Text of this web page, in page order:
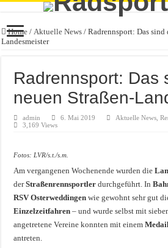
Home / Aktuelle News / Radrennsport: Das sind
Landesmeister
Radrennsport: Das
neuen Straßen-
admin 6. Mai 2019 Aktuelle News ,
3,169 Views
Fotos: LVR/s.t./s.m.
Am vergangenen Wochenende wurden die
derStraßenrennsportler durchgeführt. In
RSV Osterweddingen wie gewohnt sehr gut
Einzelzeitfahren– und wurde selbst mit
angetretene Vereine konnten mit einem
antreten.